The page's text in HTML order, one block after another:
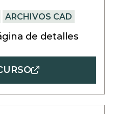
ARCHIVOS CAD
de detalles